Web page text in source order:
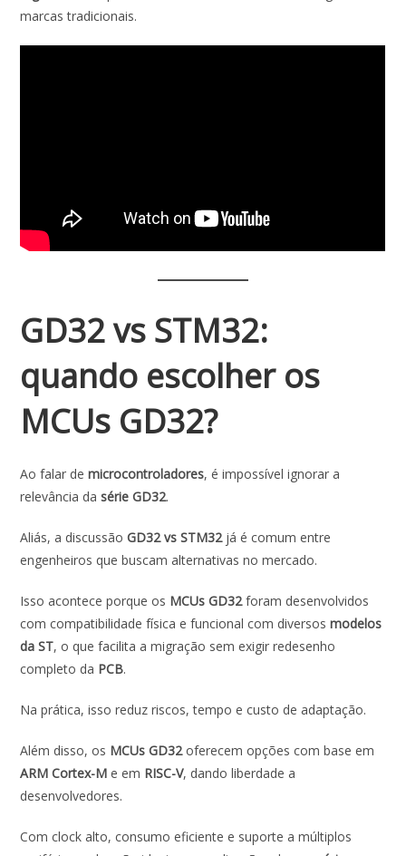
marcas tradicionais.
GD32 vs STM32:
quando escolher os
MCUs GD32?
Ao falar demicrocontroladores, é impossível ignorar a
relevância dasérie GD32.
Aliás, a discussãoGD32 vs STM32já é comum entre
engenheiros que buscam alternativas no mercado.
Isso acontece porque os MCUs GD32foram desenvolvidos
com compatibilidade física e funcional com diversosmodelos
da ST, o que facilita a migração sem exigir redesenho
completo da PCB.
Na prática, isso reduz riscos, tempo e custo de adaptação.
Além disso, os MCUs GD32oferecem opções com base em
ARM Cortex-M e em RISC-V, dando liberdade a
desenvolvedores.
Com clock alto, consumo eficiente e suporte a múltiplos